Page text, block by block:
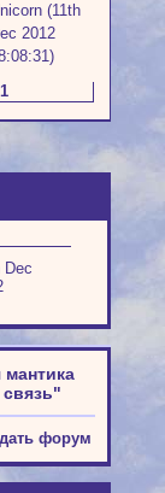
(11th
2012
Dec
мантика
форум